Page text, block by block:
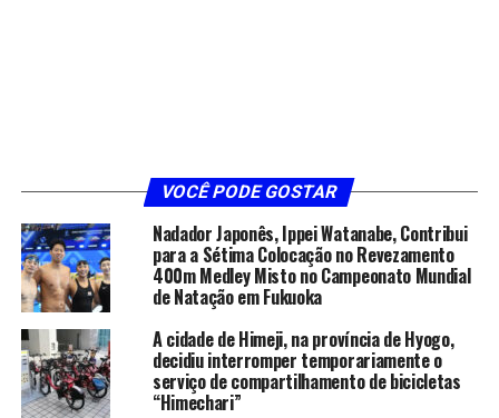
VOCÊ PODE GOSTAR
Nadador Japonês, Ippei Watanabe, Contribui
para a Sétima Colocação no Revezamento
400m Medley Misto no Campeonato Mundial
de Natação em Fukuoka
A cidade de Himeji, na província de Hyogo,
decidiu interromper temporariamente o
serviço de compartilhamento de bicicletas
“Himechari”